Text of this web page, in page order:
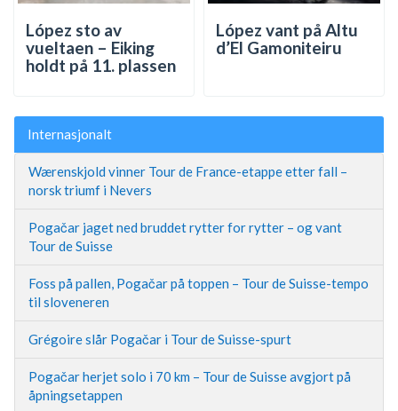
López sto av
vueltaen – Eiking
holdt på 11. plassen
López vant på Altu
d’El Gamoniteiru
Internasjonalt
Wærenskjold vinner Tour de France-etappe etter fall –
norsk triumf i Nevers
Pogačar jaget ned bruddet rytter for rytter – og vant
Tour de Suisse
Foss på pallen, Pogačar på toppen – Tour de Suisse-tempo
til sloveneren
Grégoire slår Pogačar i Tour de Suisse-spurt
Pogačar herjet solo i 70 km – Tour de Suisse avgjort på
åpningsetappen